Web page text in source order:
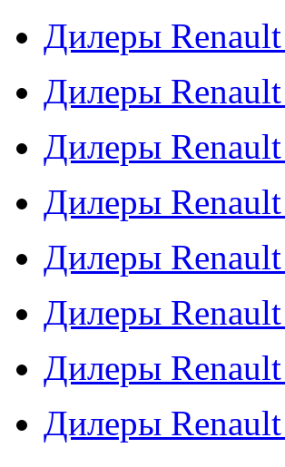
Дилеры
Дилеры
Дилеры
Дилеры Renault
Дилеры
Дилеры
Дилеры
Дилеры